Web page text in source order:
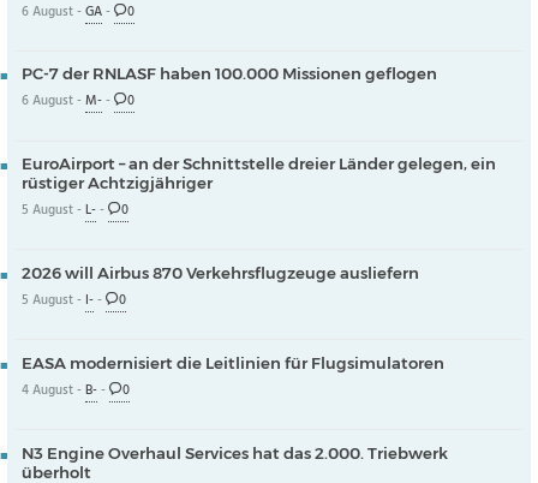
6 August -GA- 0
PC-7 der RNLASF haben 100.000 Missionen geflogen
6 August -M-- 0
EuroAirport – an der Schnittstelle dreier Länder gelegen, ein
rüstiger Achtzigjähriger
5 August -L-- 0
2026 will Airbus 870 Verkehrsflugzeuge ausliefern
5 August - I-- 0
EASA modernisiert die Leitlinien für Flugsimulatoren
4 August -B-- 0
N3 Engine Overhaul Services hat das 2.000. Triebwerk
überholt